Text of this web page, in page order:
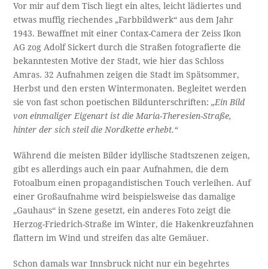
Vor mir auf dem Tisch liegt ein altes, leicht lädiertes und
etwas muffig riechendes „Farbbildwerk“ aus dem Jahr
1943. Bewaffnet mit einer Contax-Camera der Zeiss Ikon
AG zog Adolf Sickert durch die Straßen fotografierte die
bekanntesten Motive der Stadt, wie hier das Schloss
Amras. 32 Aufnahmen zeigen die Stadt im Spätsommer,
Herbst und den ersten Wintermonaten. Begleitet werden
sie von fast schon poetischen Bildunterschriften:„Ein Bild
von einmaliger Eigenart ist die Maria-Theresien-Straße,
hinter der sich steil die Nordkette erhebt.“
Während die meisten Bilder idyllische Stadtszenen zeigen,
gibt es allerdings auch ein paar Aufnahmen, die dem
Fotoalbum einen propagandistischen Touch verleihen. Auf
einer Großaufnahme wird beispielsweise das damalige
„Gauhaus“ in Szene gesetzt, ein anderes Foto zeigt die
Herzog-Friedrich-Straße im Winter, die Hakenkreuzfahnen
flattern im Wind und streifen das alte Gemäuer.
Schon damals war Innsbruck nicht nur ein begehrtes